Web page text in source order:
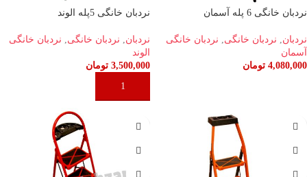
نردبان خانگی 6 پله آسمان
نردبان, نردبان خانگی, نردبان خانگی
آسمان
4,080,000 تومان
نردبان خانگی 5پله الوند
نردبان, نردبان خانگی, نردبان خانگی
الوند
3,500,000 تومان
افزودن به سبد خرید